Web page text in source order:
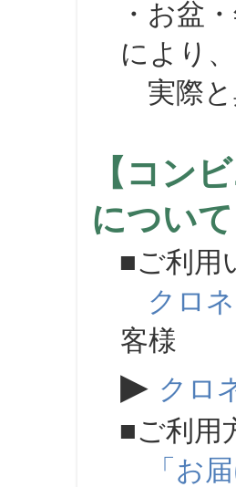
・お盆・
により
実際と
【コン
につい
■ご利用
クロ
客様
▶ クロ
■ご利用
「お